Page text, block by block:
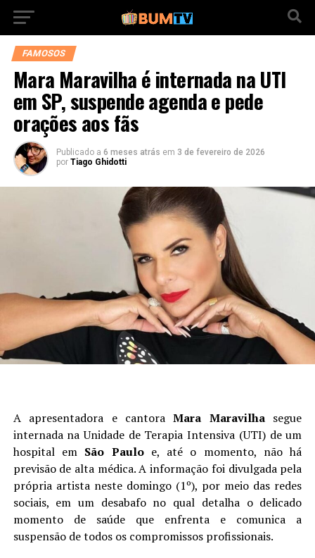
FAMOSOS
Mara Maravilha é internada na UTI
em SP, suspende agenda e pede
orações aos fãs
Publicado a 6 meses atrás em 3 de fevereiro de 2026
por Tiago Ghidotti
A apresentadora e cantoraMara Maravilhasegue
internada na Unidade de Terapia Intensiva (UTI) de um
hospital em São Pauloe, até o momento, não há
previsão de alta médica. A informação foi divulgada pela
própria artista neste domingo (1º), por meio das redes
sociais, em um desabafo no qual detalha o delicado
momento de saúde que enfrenta e comunica a
suspensão de todos os compromissos profissionais.